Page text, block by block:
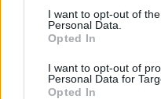
I want to opt-out of
Personal Data.
Opted In
I want to opt-out of
Personal Data for
Opted In